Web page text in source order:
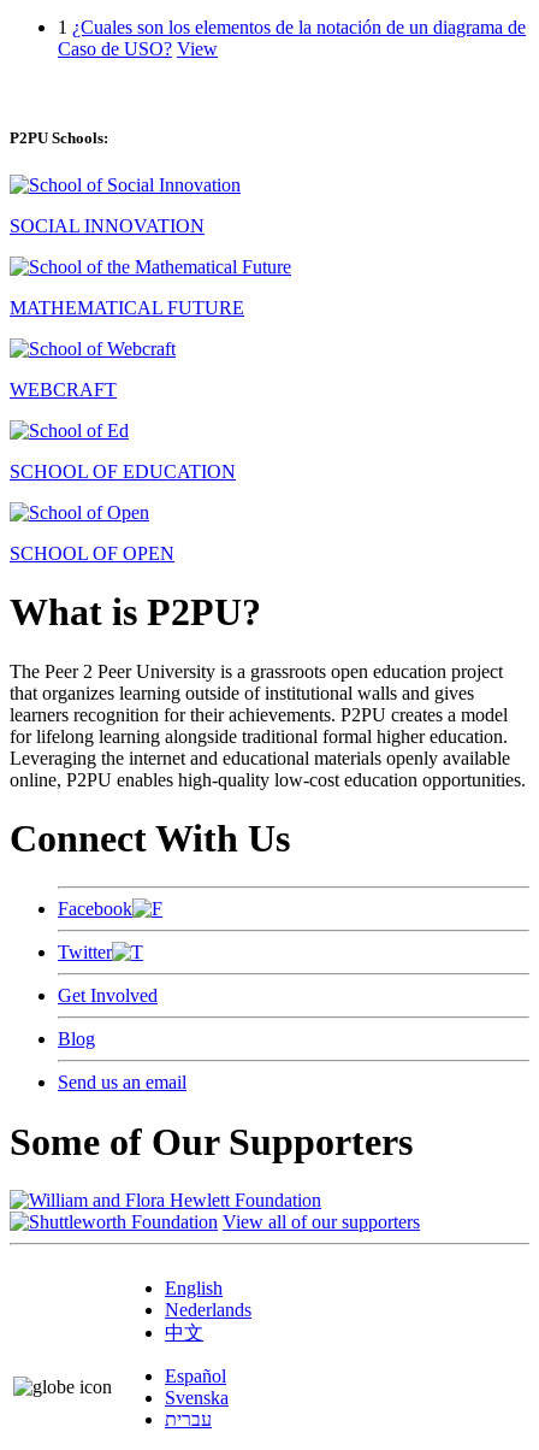
1 ¿Cuales son los elementos de la notación de un diagrama de
Caso de USO? View
P2PU Schools:
SOCIAL INNOVATION
MATHEMATICAL FUTURE
WEBCRAFT
SCHOOL OF EDUCATION
SCHOOL OF OPEN
What is P2PU?
The Peer 2 Peer University is a grassroots open education project
that organizes learning outside of institutional walls and gives
learners recognition for their achievements. P2PU creates a model
for lifelong learning alongside traditional formal higher education.
Leveraging the internet and educational materials openly available
online, P2PU enables high-quality low-cost education opportunities.
Connect With Us
Facebook
Twitter
Get Involved
Blog
Send us an email
Some of Our Supporters
View all of our supporters
English
Nederlands
中文
Español
Svenska
עברית